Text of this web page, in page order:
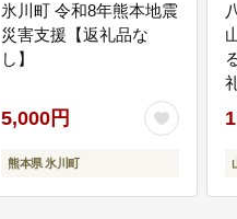
氷川町 令和8年熊本地震
災害支援【返礼品な
し】
5,000円
熊本県 氷川町